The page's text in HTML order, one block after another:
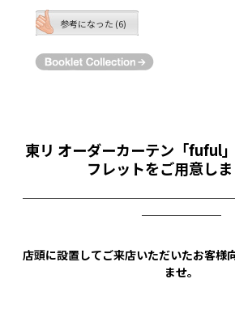
参考になった (6)
東リ オーダーカーテン「fuful
フレットをご用意しま
￣￣￣￣￣￣￣￣￣￣￣￣￣￣￣￣￣￣
￣￣￣￣￣￣￣
店頭に設置してご来店いただいたお客様
ませ。